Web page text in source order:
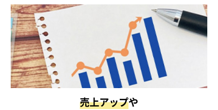
売上アップや